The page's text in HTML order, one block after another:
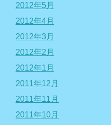
2012年5月
2012年4月
2012年3月
2012年2月
2012年1月
2011年12月
2011年11月
2011年10月